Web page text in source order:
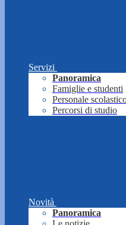
Servizi
Panoramica
Famiglie e studenti
Personale
Percorsi di studio
Novità
Panoramica